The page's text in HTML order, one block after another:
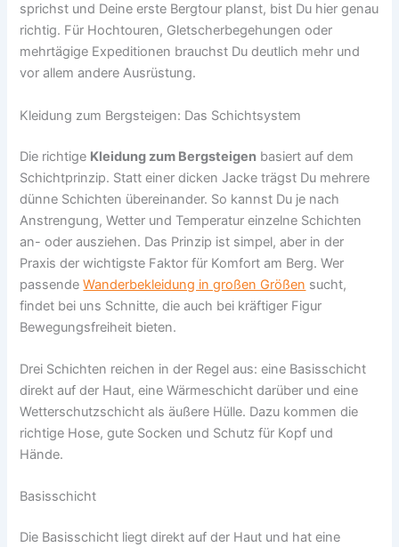
sprichst und Deine erste Bergtour planst, bist Du hier genau
richtig. Für Hochtouren, Gletscherbegehungen oder
mehrtägige Expeditionen brauchst Du deutlich mehr und
vor allem andere Ausrüstung.
Kleidung zum Bergsteigen: Das Schichtsystem
Die richtige Kleidung zum Bergsteigen basiert auf dem
Schichtprinzip. Statt einer dicken Jacke trägst Du mehrere
dünne Schichten übereinander. So kannst Du je nach
Anstrengung, Wetter und Temperatur einzelne Schichten
an- oder ausziehen. Das Prinzip ist simpel, aber in der
Praxis der wichtigste Faktor für Komfort am Berg. Wer
passendeWanderbekleidung in großen Größen sucht,
findet bei uns Schnitte, die auch bei kräftiger Figur
Bewegungsfreiheit bieten.
Drei Schichten reichen in der Regel aus: eine Basisschicht
direkt auf der Haut, eine Wärmeschicht darüber und eine
Wetterschutzschicht als äußere Hülle. Dazu kommen die
richtige Hose, gute Socken und Schutz für Kopf und
Hände.
Basisschicht
Die Basisschicht liegt direkt auf der Haut und hat eine